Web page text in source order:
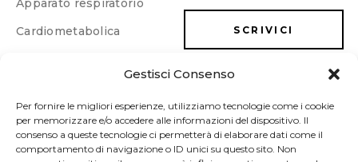
Gestisci Consenso
Per fornire le migliori esperienze, utilizziamo tecnologie come i cookie
per memorizzare e/o accedere alle informazioni del dispositivo. Il
consenso a queste tecnologie ci permetterà di elaborare dati come il
comportamento di navigazione o ID unici su questo sito. Non
Cardiometabolica
Energia e memoria
Gastrointestinale
SCRIVICI
LAVORA CON NOI